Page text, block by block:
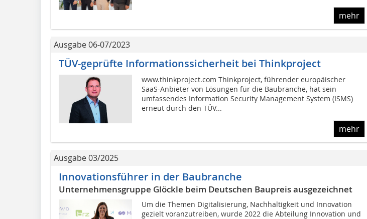
mehr
Ausgabe 06-07/2023
TÜV-geprüfte Informationssicherheit bei Thinkproject
www.thinkproject.com Thinkproject, führender europäischer
SaaS-Anbieter von Lösungen für die Baubranche, hat sein
umfassendes Information Security Management System (ISMS)
erneut durch den TÜV...
mehr
Ausgabe 03/2025
Innovationsführer in der Baubranche
Unternehmensgruppe Glöckle beim Deutschen Baupreis ausgezeichnet
Um die Themen Digitalisierung, Nachhaltigkeit und Innovation
gezielt voranzutreiben, wurde 2022 die Abteilung Innovation und